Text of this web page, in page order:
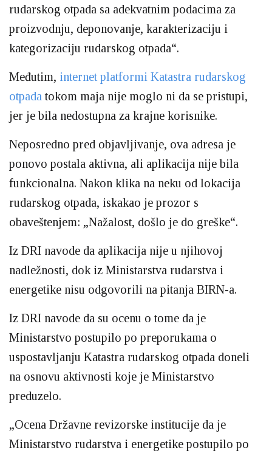
rudarskog otpada sa adekvatnim podacima za
proizvodnju, deponovanje, karakterizaciju i
kategorizaciju rudarskog otpada“.
Međutim, internet platformi Katastra rudarskog
otpada tokom maja nije moglo ni da se pristupi,
jer je bila nedostupna za krajne korisnike.
Neposredno pred objavljivanje, ova adresa je
ponovo postala aktivna, ali aplikacija nije bila
funkcionalna. Nakon klika na neku od lokacija
rudarskog otpada, iskakao je prozor s
obaveštenjem: „Nažalost, došlo je do greške“.
Iz DRI navode da aplikacija nije u njihovoj
nadležnosti, dok iz Ministarstva rudarstva i
energetike nisu odgovorili na pitanja BIRN-a.
Iz DRI navode da su ocenu o tome da je
Ministarstvo postupilo po preporukama o
uspostavljanju Katastra rudarskog otpada doneli
na osnovu aktivnosti koje je Ministarstvo
preduzelo.
„Ocena Državne revizorske institucije da je
Ministarstvo rudarstva i energetike postupilo po